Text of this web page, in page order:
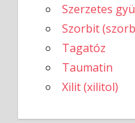
Szerzetes
Szorbit
Tagatóz
Taumatin
Xilit (xilitol)